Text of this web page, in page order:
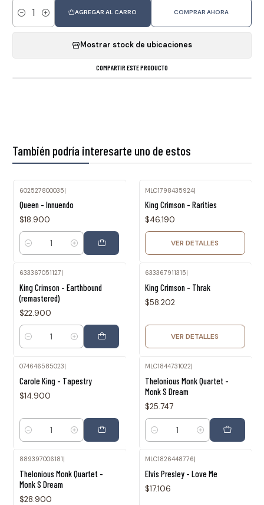
Cantidad
AGREGAR AL CARRO COMPRAR AHORA
Mostrar stock de ubicaciones
COMPARTIR ESTE PRODUCTO
También podría interesarte uno de estos
602527800035|
Queen - Innuendo
$18.900
Cantidad
MLC1798435924|
King Crimson - Rarities
$46.190
VER DETALLES
633367051127
King Crimson - Earthbound
(remastered)
$22.900
Cantidad
633367911315
King Crimson - Thrak
$58.202
VER DETALLES
074646585023|
Carole King - Tapestry
$14.900
Cantidad
MLC1844731022|
Thelonious Monk Quartet -
Monk S Dream
$25.747
Cantidad
889397006181
Thelonious Monk Quartet -
Monk S Dream
$28.900
MLC1826448776
Elvis Presley - Love Me
$17.106